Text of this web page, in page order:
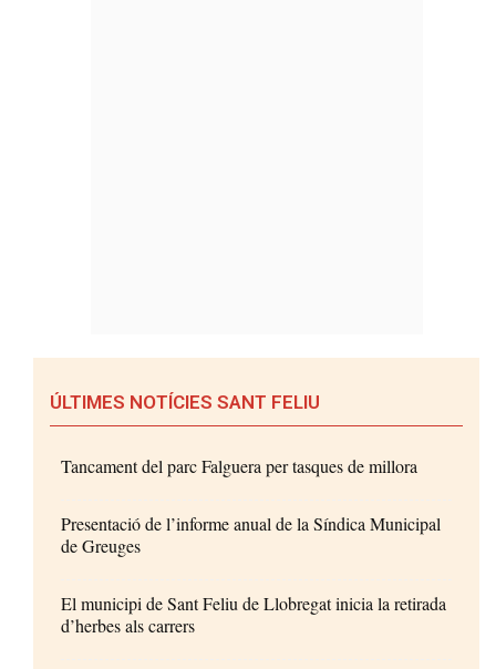
ÚLTIMES NOTÍCIES SANT FELIU
Tancament del parc Falguera per tasques de millora
Presentació de l’informe anual de la Síndica Municipal
de Greuges
El municipi de Sant Feliu de Llobregat inicia la retirada
d’herbes als carrers